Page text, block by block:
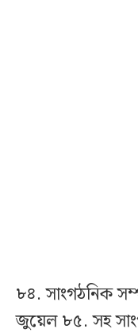
৮৪. সাংগঠনিক
জুয়েল ৮৫. সহ